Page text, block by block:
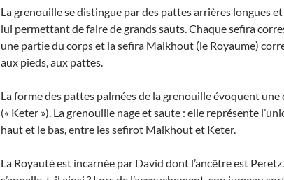
La grenouille se distingue par des pattes arrières longues
lui permettant de faire de grands sauts. Chaque sefira
une partie du corps et la sefira Malkhout (le Royaume)
aux pieds, aux pattes.
La forme des pattes palmées de la grenouille évoquent une
(« Keter »). La grenouille nage et saute : elle représente
haut et le bas, entre les sefirot Malkhout et Keter.
La Royauté est incarnée par David dont l’ancêtre est